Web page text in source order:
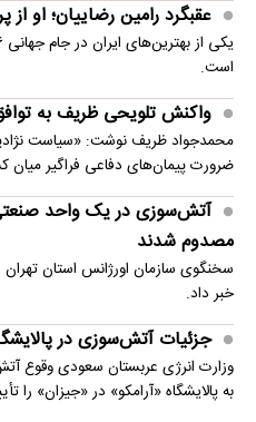
عقبگرد رامین رضاییان؛ او
است.
واکنش تلویحی ظریف به
محمدجواد ظریف نوشت: «سیاست
ضرورت پیمان‌های دفاعی فراگیر میان
مصدوم شدند
سخنگوی سازمان اورژانس استان
خبر داد.
جزئیات آتش‌سوزی در
وزارت انرژی عربستان سعودی وقوع
به پالایشگاه «آرامکو» در «جیزان» را